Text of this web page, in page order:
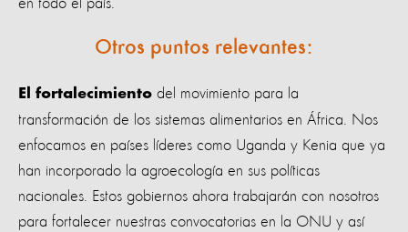
en todo el país.
Otros puntos relevantes:
El fortalecimiento del movimiento para la
transformación de los sistemas alimentarios en África. Nos
enfocamos en países líderes como Uganda y Kenia que ya
han incorporado la agroecología en sus políticas
nacionales. Estos gobiernos ahora trabajarán con nosotros
para fortalecer nuestras convocatorias en la ONU y así